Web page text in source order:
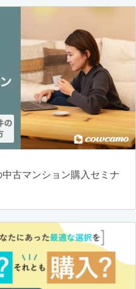
古マンション購入セミナ